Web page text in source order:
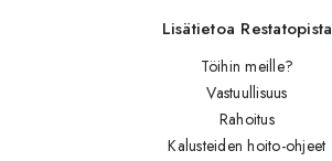
Lisätietoa Restatopista
Töihin meille?
Vastuullisuus
Rahoitus
Kalusteiden hoito-ohjeet